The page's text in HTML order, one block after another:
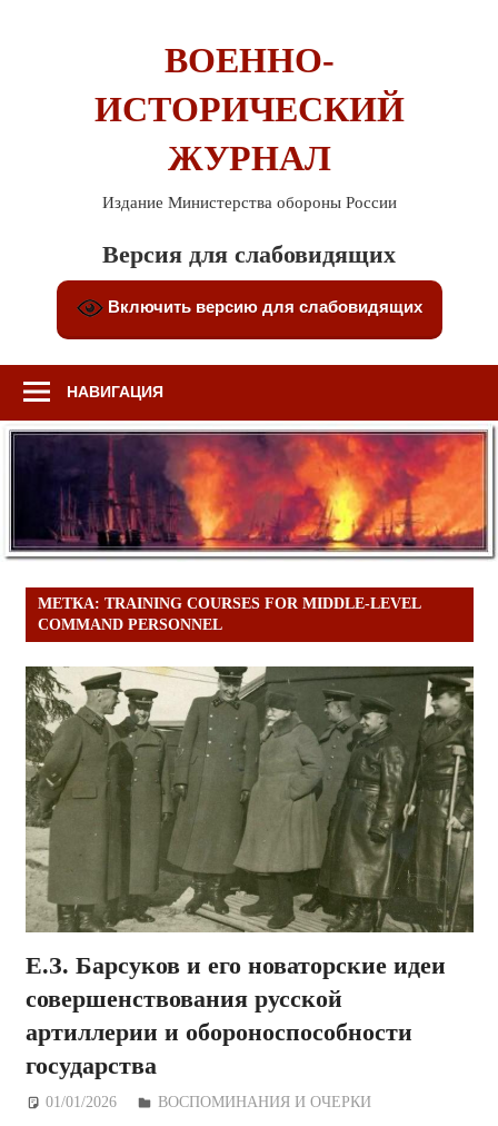
ВОЕННО-
ИСТОРИЧЕСКИЙ
ЖУРНАЛ
Издание Министерства обороны России
Версия для слабовидящих
Включить версию для слабовидящих
НАВИГАЦИЯ
МЕТКА: TRAINING COURSES FOR MIDDLE-LEVEL
COMMAND PERSONNEL
Е.З. Барсуков и его новаторские идеи
совершенствования русской
артиллерии и обороноспособности
государства
01/01/2026 Дежурный по Редакции
ВОСПОМИНАНИЯ И ОЧЕРКИ